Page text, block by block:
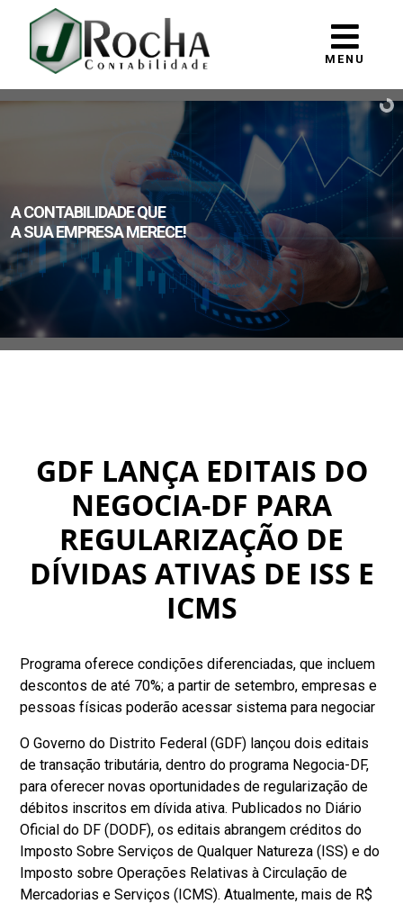
MENU
A CONTABILIDADE QUE
A SUA EMPRESA MERECE!
GDF LANÇA EDITAIS DO
NEGOCIA-DF PARA
REGULARIZAÇÃO DE
DÍVIDAS ATIVAS DE ISS E
ICMS
Programa oferece condições diferenciadas, que incluem
descontos de até 70%; a partir de setembro, empresas e
pessoas físicas poderão acessar sistema para negociar
O Governo do Distrito Federal (GDF) lançou dois editais
de transação tributária, dentro do programa Negocia-DF,
para oferecer novas oportunidades de regularização de
débitos inscritos em dívida ativa. Publicados no Diário
Oficial do DF (DODF), os editais abrangem créditos do
Imposto Sobre Serviços de Qualquer Natureza (ISS) e do
Imposto sobre Operações Relativas à Circulação de
Mercadorias e Serviços (ICMS). Atualmente, mais de R$